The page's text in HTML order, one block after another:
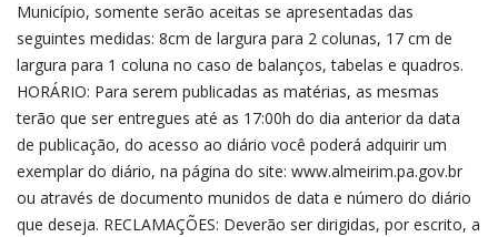
Município, somente serão aceitas se apresentadas das
seguintes medidas: 8cm de largura para 2 colunas, 17 cm de
largura para 1 coluna no caso de balanços, tabelas e quadros.
HORÁRIO: Para serem publicadas as matérias, as mesmas
terão que ser entregues até as 17:00h do dia anterior da data
de publicação, do acesso ao diário você poderá adquirir um
exemplar do diário, na página do site: www.almeirim.pa.gov.br
ou através de documento munidos de data e número do diário
que deseja. RECLAMAÇÕES: Deverão ser dirigidas, por escrito, a